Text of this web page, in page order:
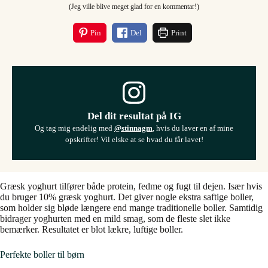
(Jeg ville blive meget glad for en kommentar!)
Pin Del Print
Del dit resultat på IG
Og tag mig endelig med @stinnagm , hvis du laver en af mine
opskrifter! Vil elske at se hvad du får lavet!
Græsk yoghurt tilfører både protein, fedme og fugt til dejen. Især hvis
du bruger 10% græsk yoghurt. Det giver nogle ekstra saftige boller,
som holder sig bløde længere end mange traditionelle boller. Samtidig
bidrager yoghurten med en mild smag, som de fleste slet ikke
bemærker. Resultatet er blot lækre, luftige boller.
Perfekte boller til børn